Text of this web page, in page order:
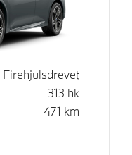
Firehjulsdrevet
313 hk
471 km